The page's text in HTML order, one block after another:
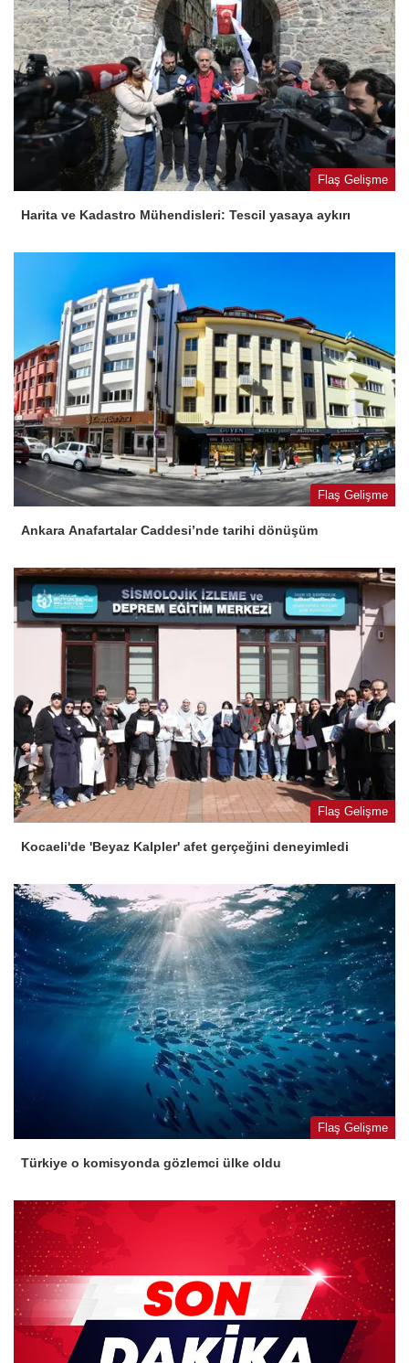
Flaş Gelişme
Harita ve Kadastro Mühendisleri: Tescil yasaya aykırı
Flaş Gelişme
Ankara Anafartalar Caddesi’nde tarihi dönüşüm
Flaş Gelişme
Kocaeli'de 'Beyaz Kalpler' afet gerçeğini deneyimledi
Flaş Gelişme
Türkiye o komisyonda gözlemci ülke oldu